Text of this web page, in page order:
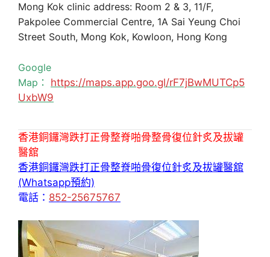
Mong Kok clinic address: Room 2 & 3, 11/F,
Pakpolee Commercial Centre, 1A Sai Yeung Choi
Street South, Mong Kok, Kowloon, Hong Kong
Google
Map： https://maps.app.goo.gl/rF7jBwMUTCp5
UxbW9
香港銅鑼灣跌打正骨整脊啪骨整骨復位針炙及拔罐
醫舘
香港銅鑼灣跌打正骨整脊啪骨復位針炙及拔罐醫舘
(Whatsapp預約)
電話： 852-25675767